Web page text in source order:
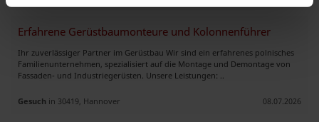
Erfahrene Gerüstbaumonteure und Kolonnenführer
Ihr zuverlässiger Partner im Gerüstbau Wir sind ein erfahrenes polnisches
Familienunternehmen, spezialisiert auf die Montage und Demontage von
Fassaden- und Industriegerüsten. Unsere Leistungen: ..
Gesuch in 30419, Hannover 08.07.2026